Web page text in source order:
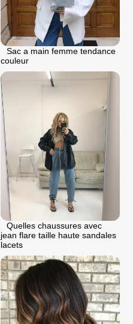
Sac a main femme tendance
couleur
Quelles chaussures avec
jean flare taille haute sandales
lacets